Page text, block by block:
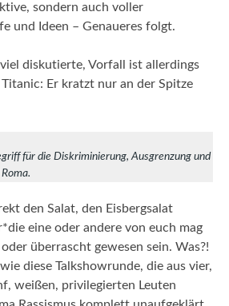
sondern auch voller
und Ideen – Genaueres folgt.
viel diskutierte, Vorfall ist allerdings
Er kratzt nur an der Spitze
für die Diskriminierung, Ausgrenzung und
den Salat, den Eisbergsalat
eine oder andere von euch mag
überrascht gewesen sein. Was?!
diese Talkshowrunde, die aus vier,
weißen, privilegierten Leuten